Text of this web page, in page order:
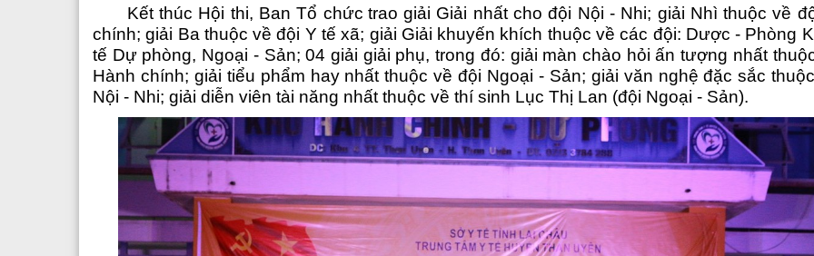
Trạm
Kếtthúc Hội thi, BanTổ chức trao giải Giải nhấtchođội Nội - Nhi; giải Nhì thuộc về
chính; giải Ba thuộc về đội Y tế xã; giải Giải khuyến khích thuộc về các đội: Dược - Phòng
tế Dự phòng, Ngoại - Sản; 04 giải giải phụ, trong đó: giải màn chào hỏi ấn tượng nhất
Hành chính; giải tiểu phẩm hay nhất thuộc về đội Ngoại - Sản; giải văn nghệ đặc sắc
Nội - Nhi; giải diễn viên tài năng nhất thuộc về thí sinh Lục Thị Lan (đội Ngoại - Sản).